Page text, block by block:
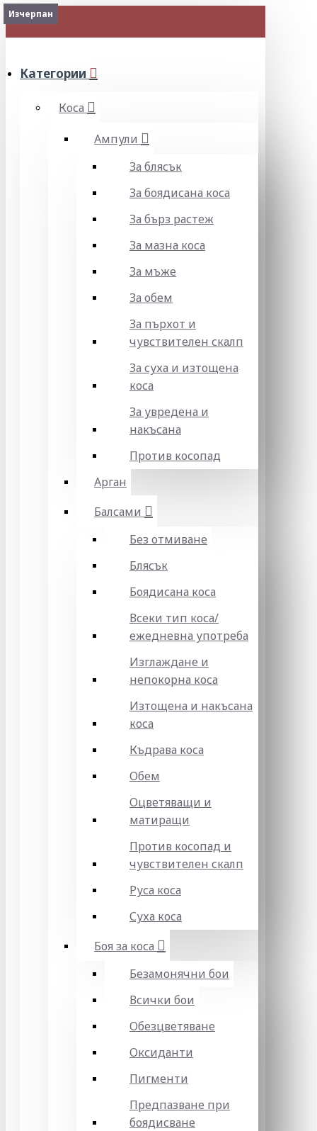
МЕНЮ
Категории
Коса
Ампули
За блясък
За боядисана коса
За бърз растеж
За мазна коса
За мъже
За обем
За пърхот и
чувствителен скалп
За суха и изтощена
коса
За увредена и
накъсана
Против косопад
Арган
Балсами
Без отмиване
Блясък
Боядисана коса
Всеки тип коса/
ежедневна употреба
Изглаждане и
непокорна коса
Изтощена и накъсана
коса
Къдрава коса
Обем
Оцветяващи и
матиращи
Против косопад и
чувствителен скалп
Руса коса
Суха коса
Боя за коса
Безамонячни бои
Всички бои
Обезцветяване
Оксиданти
Пигменти
Предпазване при
боядисване
Изчерпан
Изчерпан
Изчерпан